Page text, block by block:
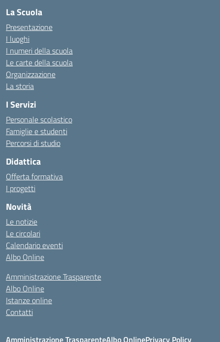
La Scuola
Presentazione
I luoghi
I numeri della scuola
Le carte della scuola
Organizzazione
La storia
I Servizi
Personale scolastico
Famiglie e studenti
Percorsi di studio
Didattica
Offerta formativa
I progetti
Novità
Le notizie
Le circolari
Calendario eventi
Albo Online
Amministrazione Trasparente
Albo Online
Istanze online
Contatti
Amministrazione TrasparenteAlbo OnlinePrivacy Policy